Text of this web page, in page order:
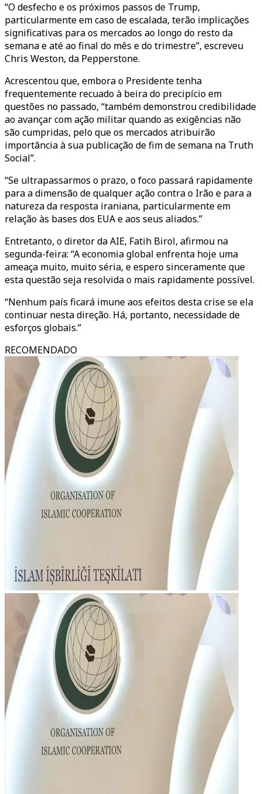
“O desfecho e os próximos passos de Trump,
particularmente em caso de escalada, terão implicações
significativas para os mercados ao longo do resto da
semana e até ao final do mês e do trimestre”, escreveu
Chris Weston, da Pepperstone.
Acrescentou que, embora o Presidente tenha
frequentemente recuado à beira do precipício em
questões no passado, “também demonstrou credibilidade
ao avançar com ação militar quando as exigências não
são cumpridas, pelo que os mercados atribuirão
importância à sua publicação de fim de semana na Truth
Social”.
“Se ultrapassarmos o prazo, o foco passará rapidamente
para a dimensão de qualquer ação contra o Irão e para a
natureza da resposta iraniana, particularmente em
relação às bases dos EUA e aos seus aliados.”
Entretanto, o diretor da AIE, Fatih Birol, afirmou na
segunda-feira: “A economia global enfrenta hoje uma
ameaça muito, muito séria, e espero sinceramente que
esta questão seja resolvida o mais rapidamente possível.
“Nenhum país ficará imune aos efeitos desta crise se ela
continuar nesta direção. Há, portanto, necessidade de
esforços globais.”
RECOMENDADO